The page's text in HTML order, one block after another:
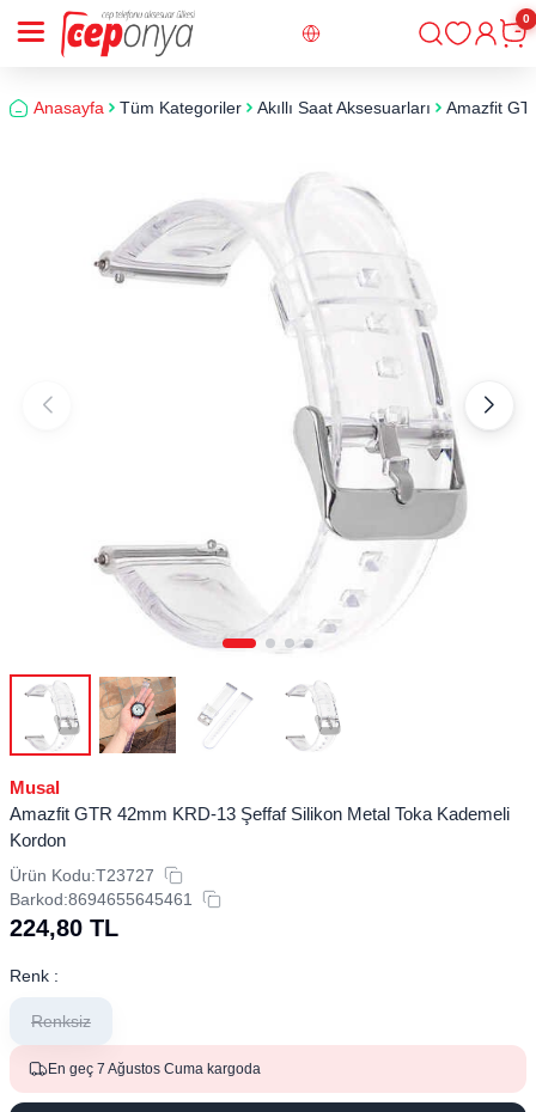
Giriş
0
Anasayfa Tüm Kategoriler Akıllı Saat Aksesuarları Amazfit
Musal
Amazfit GTR 42mm KRD-13 Şeffaf Silikon Metal Toka Kademeli
Kordon
Ürün Kodu:T23727
Barkod:8694655645461
224,80 TL
Renk :
Renksiz
En geç 7 Ağustos Cuma kargoda